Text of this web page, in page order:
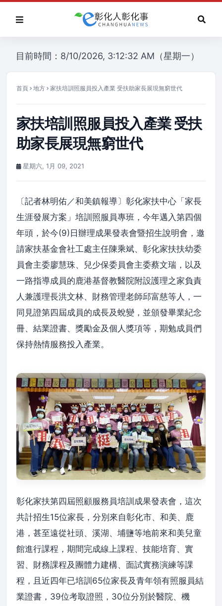
目前時間：8/10/2026, 3:12:32 AM（星期一）
首頁 地方 家扶培訓照服員投入產業 受扶助家長展現無窮世代
家扶培訓照服員投入產業 受扶
助家長展現無窮世代
星期六, 1月 09, 2021
〔記者林明佑／和美鎮報導〕彰化家扶中心「家長
生涯發展方案」培訓照服員專班，今年邁入第四個
年頭，於今(9)日辦理成果發表會暨招生說明會，邀
請家扶基金會社工處主任陳乘斌、彰化家扶扶幼委
員會主委廖慧珠、兒少保委員會主委蔡文瑞，以及
一路指導成員的鹿港基督教醫院附設護理之家負責
人兼護理長洪文林、財務管理老師邱富慈等人，一
同見證第四屆成員的成長及蛻變，並頒發畢業紀念
冊、結業證書、獎勵金及個人獎項等，期勉成員們
保持熱情服務投入產業。
彰化家扶第四屆照顧服務員培訓成果發表會，這次
共計招生15位家長，分別來自彰化市、和美、鹿
港，甚至遠從社頭、溪湖、埔鹽等地前來和美兒童
館進行課程，期間完成線上課程、技能培育、實
習、財務課程及團體力建構、面試實務演練等課
程，且近四年已培訓65位家長及青年領有照服員結
業證書，39位考取證照，30位分別於醫院、機